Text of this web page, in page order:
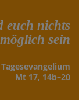
euch nichts
sein
Tages­evangelium
Mt 17, 14b–20